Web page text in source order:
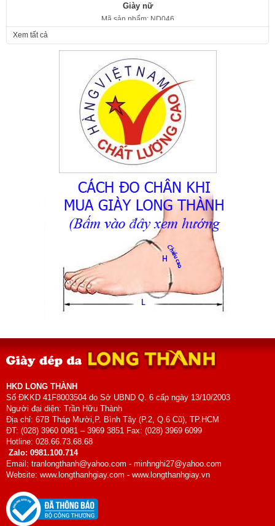
Giày nữ
Mã sản phẩm: ND046
Xem tất cả
HKD LONG THÀNH
Số ĐKKD 41F8003504 do Sở UBND Q. 6 cấp ngày 13/10/2003
Người đại diện: Trần Hữu Thành
Địa chỉ: 67B Tháp Mười,P. Bình Tây (P.2, Q.6 Cũ), TP.HCM
ĐT: (028) 3960 0981 – 3969 3851 Fax: (028) 3969 6099
Hotline: 028.66.73.68.68
Zalo: 0981.100.714
Email: tranlongthanh@yahoo.com - minhnghi27@yahoo.com
Website: www.longthanhgiay.com - www.longthanhgiay.vn